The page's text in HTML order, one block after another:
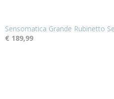
Sensomatica Grande Rubinetto
€ 189,99